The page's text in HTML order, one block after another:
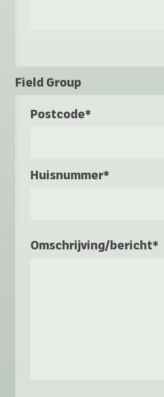
Field Group
Postcode*
Huisnummer*
Omschrijving/bericht*